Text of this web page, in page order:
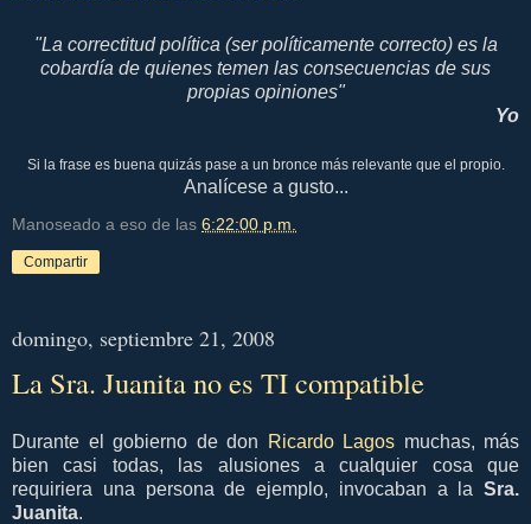
"La correctitud política (ser políticamente correcto) es la
cobardía de quienes temen las consecuencias de sus
propias opiniones"
Yo
Si la frase es buena quizás pase a un bronce más relevante que el propio.
Analícese a gusto...
Manoseado a eso de las 6:22:00 p.m.
Compartir
domingo, septiembre 21, 2008
La Sra. Juanita no es TI compatible
Durante el gobierno de don Ricardo Lagos muchas, más
bien casi todas, las alusiones a cualquier cosa que
requiriera una persona de ejemplo, invocaban a la Sra.
Juanita.